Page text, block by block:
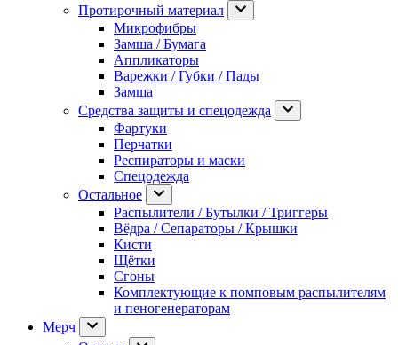
Протирочный материал
Микрофибры
Замша / Бумага
Аппликаторы
Варежки / Губки / Пады
Замша
Средства защиты и спецодежда
Фартуки
Перчатки
Респираторы и маски
Спецодежда
Остальное
Распылители / Бутылки / Триггеры
Вёдра / Сепараторы / Крышки
Кисти
Щётки
Сгоны
Комплектующие к помповым распылителям
и пеногенераторам
Мерч